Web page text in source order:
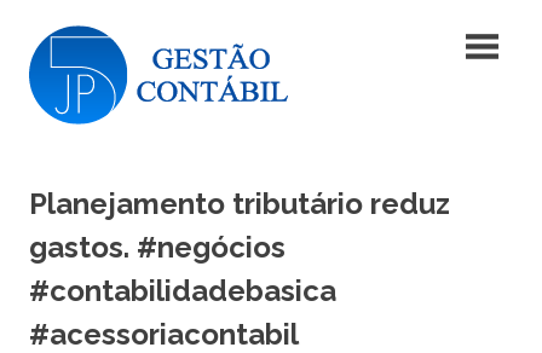
content
Gestão
Contábil
Gestão
Contábil
Planejamento tributário reduz
gastos. #negócios
#contabilidadebasica
#acessoriacontabil